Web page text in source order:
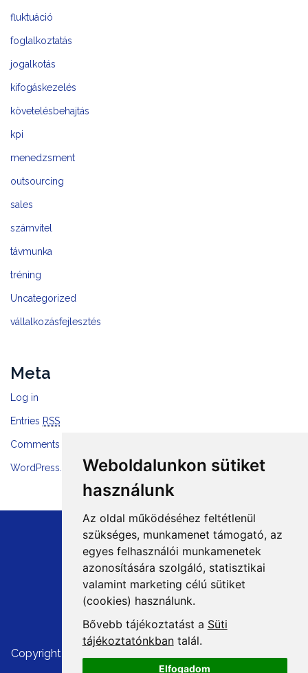
Weboldalunkon sütiket
használunk
Az oldal működéséhez feltétlenül
szükséges, munkamenet támogató, az
egyes felhasználói munkamenetek
azonosítására szolgáló, statisztikai
valamint marketing célú sütiket
(cookies) használunk.
Bővebb tájékoztatást a Süti
tájékoztatónkbantalál.
Elfogadom
fluktuáció
foglalkoztatás
jogalkotás
kifogáskezelés
követelésbehajtás
kpi
menedzsment
outsourcing
sales
számvitel
távmunka
tréning
Uncategorized
vállalkozásfejlesztés
Meta
Log in
Entries RSS
Comments
WordPress.org
+36 1 8807600
info@mprx.hu
Copyright ©
Adatvédelem